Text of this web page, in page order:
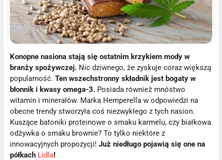
Konopne nasiona stają się ostatnim krzykiem mody w
branży spożywczej. Nic dziwnego, że zyskuje coraz większą
popularność.Ten wszechstronny składnik jest bogaty w
błonnik i kwasy omega-3. Posiada również mnóstwo
witamin i minerałów. Marka Hemperella w odpowiedzi na
obecne trendy stworzyła coś niezwykłego z tych nasion.
Kuszące batoniki proteinowe o smaku karmelu, czy białkowa
odżywka o smaku brownie? To tylko niektóre z
innowacyjnych propozycji!Już niedługo pojawią się one na
półkach Lidla!